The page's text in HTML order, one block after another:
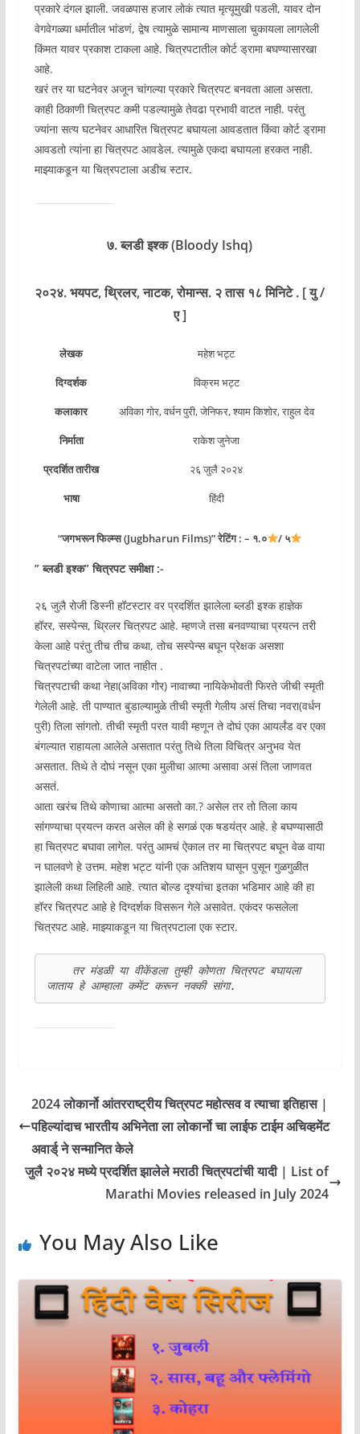
प्रकारे दंगल झाली. जवळपास हजार लोकं त्यात मृत्यूमुखी पडली, यावर दोन
वेगवेगळ्या धर्मातील भांडणं, द्वेष त्यामुळे सामान्य माणसाला चुकायला लागलेली
किंमत यावर प्रकाश टाकला आहे. चित्रपटातील कोर्ट ड्रामा बघण्यासारखा
आहे.
खरं तर या घटनेवर अजून चांगल्या प्रकारे चित्रपट बनवता आला असता.
काही ठिकाणी चित्रपट कमी पडल्यामुळे तेवढा प्रभावी वाटत नाही. परंतु
ज्यांना सत्य घटनेवर आधारित चित्रपट बघायला आवडतात किंवा कोर्ट ड्रामा
आवडतो त्यांना हा चित्रपट आवडेल. त्यामुळे एकदा बघायला हरकत नाही.
माझ्याकडून या चित्रपटाला अडीच स्टार.
७. ब्लडी इश्क (Bloody Ishq)
२०२४. भयपट, थ्रिलर, नाटक, रोमान्स. २ तास १८ मिनिटे . [ यु /
ए ]
लेखक
महेश भट्ट
दिग्दर्शक
विक्रम भट्ट
कलाकार
अविका गोर, वर्धन पुरी, जेनिफर, श्याम किशोर, राहुल देव
निर्माता
राकेश जुनेजा
प्रदर्शित तारीख
२६ जुलै २०२४
भाषा
हिंदी
“जगभरून फिल्म्स (Jugbharun Films)” रेटिंग : – १.० / ५
” ब्लडी इश्क” चित्रपट समीक्षा :-
२६ जुलै रोजी डिस्नी हॉटस्टार वर प्रदर्शित झालेला ब्लडी इश्क हाज्ञेक
हॉरर, सस्पेन्स, थ्रिलर चित्रपट आहे. म्हणजे तसा बनवण्याचा प्रयत्न तरी
केला आहे परंतु तीच तीच कथा, तोच सस्पेन्स बघून प्रेक्षक असशा
चित्रपटांच्या वाटेला जात नाहीत .
चित्रपटाची कथा नेहा(अविका गोर) नावाच्या नायिकेभोवती फिरते जीची स्मृती
गेलेली आहे. ती पाण्यात बुडाल्यामुळे तीची स्मृती गेलीय असं तिचा नवरा(वर्धन
पुरी) तिला सांगतो. तीची स्मृती परत यावी म्हणून ते दोघं एका आयर्लंड वर एका
बंगल्यात राहायला आलेले असतात परंतु तिथे तिला विचित्र अनुभव येत
असतात. तिथे ते दोघं नसून एका मुलीचा आत्मा असावा असं तिला जाणवत
असतं.
आता खरंच तिथे कोणाचा आत्मा असतो का.? असेल तर तो तिला काय
सांगण्याचा प्रयत्न करत असेल की हे सगळं एक षडयंत्र आहे. हे बघण्यासाठी
हा चित्रपट बघावा लागेल. परंतु आमचं ऐकाल तर मा चित्रपट बघून वेळ वाया
न घालवणे हे उत्तम. महेश भट्ट यांनी एक अतिशय घासून पुसून गुळगुळीत
झालेली कथा लिहिली आहे. त्यात बोल्ड दृश्यांचा इतका भडिमार आहे की हा
हॉरर चित्रपट आहे हे दिग्दर्शक विसरून गेले असावेत. एकंदर फसलेला
चित्रपट आहे. माझ्याकडून या चित्रपटाला एक स्टार.
जाताय हे आम्हाला कमेंट करून नक्की सांगा.
2024 लोकार्नो आंतरराष्ट्रीय चित्रपट महोत्सव व त्याचा इतिहास |
पहिल्यांदाच भारतीय अभिनेता ला लोकार्नो चा लाईफ टाईम अचिव्हमेंट
अवार्ड् ने सन्मानित केले
जुलै २०२४ मध्ये प्रदर्शित झालेले मराठी चित्रपटांची यादी | List of
Marathi Movies released in July 2024
You May Also Like